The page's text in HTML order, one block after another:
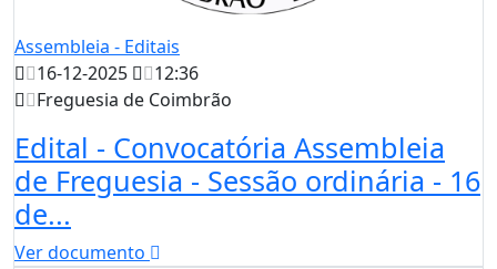
Assembleia - Editais
16-12-2025
12:36
Freguesia de Coimbrão
Edital - Convocatória Assembleia
de Freguesia - Sessão ordinária - 16
de...
Ver documento